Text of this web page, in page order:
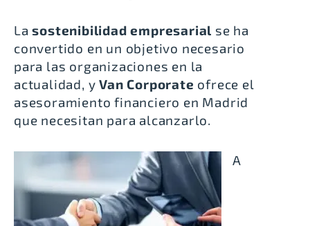
Lasostenibilidad empresarial se ha
convertido en un objetivo necesario
para las organizaciones en la
actualidad, yVan Corporate ofrece el
asesoramiento financiero en Madrid
que necesitan para alcanzarlo.
A